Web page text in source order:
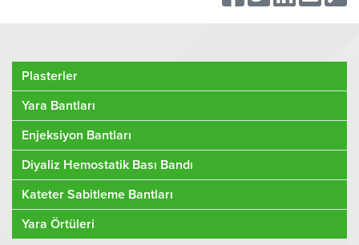
Plasterler
Yara Bantları
Enjeksiyon Bantları
Diyaliz Hemostatik Bası Bandı
Kateter Sabitleme Bantları
Yara Örtüleri